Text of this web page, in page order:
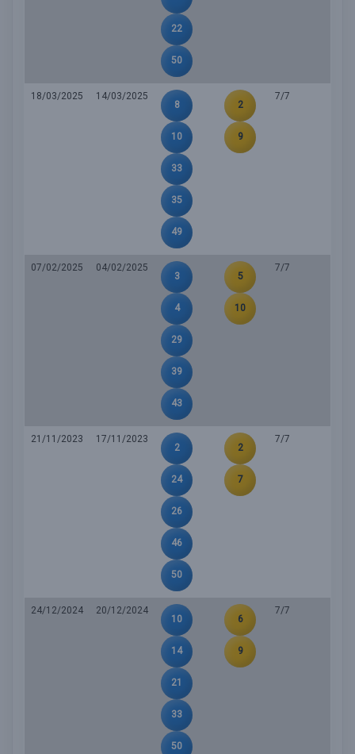
22
50
18/03/2025
14/03/2025
8
10
33
35
49
2
9
7/7
07/02/2025
04/02/2025
3
4
29
39
43
5
10
7/7
21/11/2023
17/11/2023
2
24
26
46
50
2
7
7/7
24/12/2024
20/12/2024
10
14
21
33
50
6
9
7/7